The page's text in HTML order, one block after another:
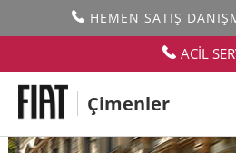
HEMEN SATIŞ
ACİL
Çimenler